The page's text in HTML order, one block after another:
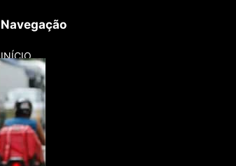
Navegação
INÍCIO